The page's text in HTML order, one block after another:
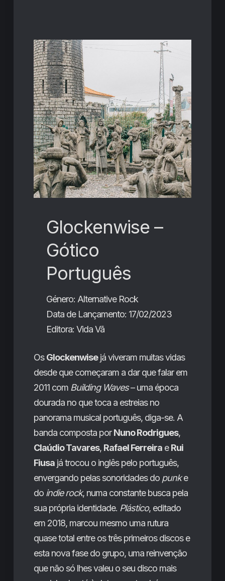
Glockenwise –
Gótico
Português
Género: Alternative Rock
Data de Lançamento: 17/02/2023
Editora: Vida Vã
OsGlockenwisejá viveram muitas vidas
desde que começaram a dar que falar em
2011 com Building Waves– uma época
dourada no que toca a estreias no
panorama musical português, diga-se. A
banda composta porNuno Rodrigues,
Claúdio Tavares, Rafael FerreiraeRui
Fiusajá trocou o inglês pelo português,
envergando pelas sonoridades do punke
do indie rock, numa constante busca pela
sua própria identidade. Plástico, editado
em 2018, marcou mesmo uma rutura
quase total entre os três primeiros discos e
esta nova fase do grupo, uma reinvenção
que não só lhes valeu o seu disco mais